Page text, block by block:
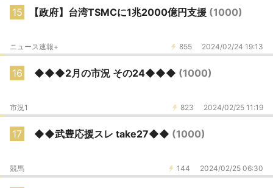
15 【政府】台湾TSMCに1兆2000億円支援 (1000)
855 2024/02/24 19:13
ニュース速報+
16 ◆◆◆2月の市況 その24◆◆◆ (1000)
823 2024/02/25 11:19
市況1
17 ◆◆武豊応援スレ take27◆◆ (1000)
144 2024/02/25 06:30
競馬